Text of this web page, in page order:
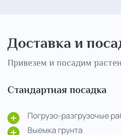
Доставка и
Привезем и посадим
Стандартная посадка
Погрузо-разгрузочые
Выемка грунта